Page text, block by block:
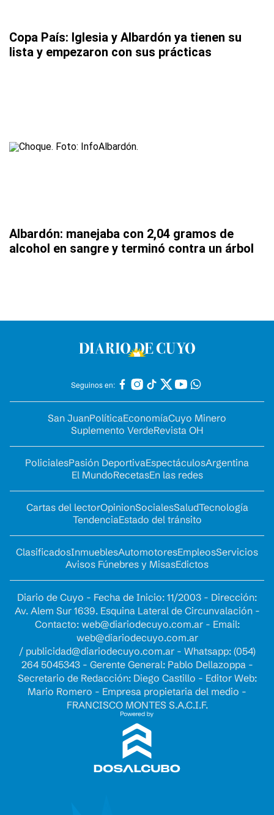
Copa País: Iglesia y Albardón ya tienen su
lista y empezaron con sus prácticas
Albardón: manejaba con 2,04 gramos de
alcohol en sangre y terminó contra un árbol
Seguinos en:
San JuanPolíticaEconomíaCuyo Minero
Suplemento VerdeRevista OH
PolicialesPasión DeportivaEspectáculosArgentina
El MundoRecetasEn las redes
Cartas del lectorOpinionSocialesSaludTecnología
TendenciaEstado del tránsito
ClasificadosInmueblesAutomotoresEmpleosServicios
Avisos Fúnebres y MisasEdictos
Diario de Cuyo - Fecha de Inicio: 11/2003 - Dirección:
Av. Alem Sur 1639. Esquina Lateral de Circunvalación -
Contacto: web@diariodecuyo.com.ar- Email:
web@diariodecuyo.com.ar
/ publicidad@diariodecuyo.com.ar- Whatsapp: (054)
264 5045343 - Gerente General: Pablo Dellazoppa -
Secretario de Redacción: Diego Castillo - Editor Web:
Mario Romero - Empresa propietaria del medio -
FRANCISCO MONTES S.A.C.I.F.